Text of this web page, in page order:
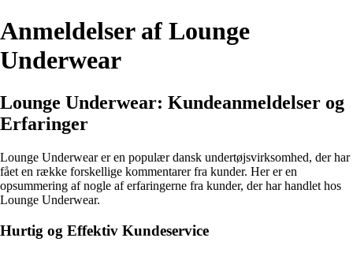
Anmeldelser af Lounge
Underwear
Lounge Underwear: Kundeanmeldelser og
Erfaringer
Lounge Underwear er en populær dansk undertøjsvirksomhed, der har
fået en række forskellige kommentarer fra kunder. Her er en
opsummering af nogle af erfaringerne fra kunder, der har handlet hos
Lounge Underwear.
Hurtig og Effektiv Kundeservice